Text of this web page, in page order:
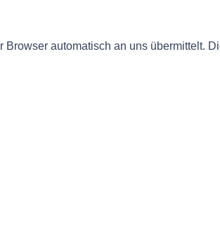
automatisch an uns übermittelt.